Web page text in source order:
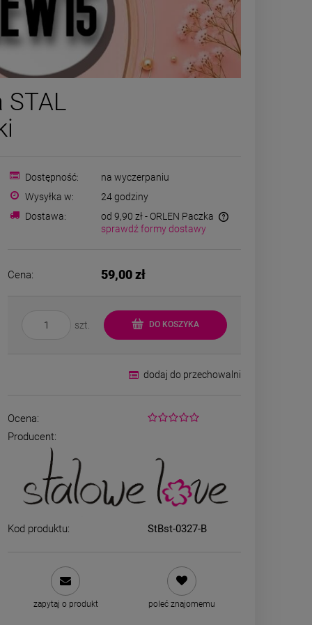
dostępności
Bransoletka srebrna STAL
CHIRURGICZNA jodełka
cyrkonie
STAL
Dostępność:
na wyczerpaniu
Wysyłka w:
24 godziny
Dostawa:
od 9,90 zł- ORLEN Paczka
sprawdź formy dostawy
Cena: 59,00 zł
szt. DO KOSZYKA
dodaj do przechowalni
Ocena:
Producent:
Kod produktu: StBst-0327-B
zapytaj o produkt poleć znajomemu